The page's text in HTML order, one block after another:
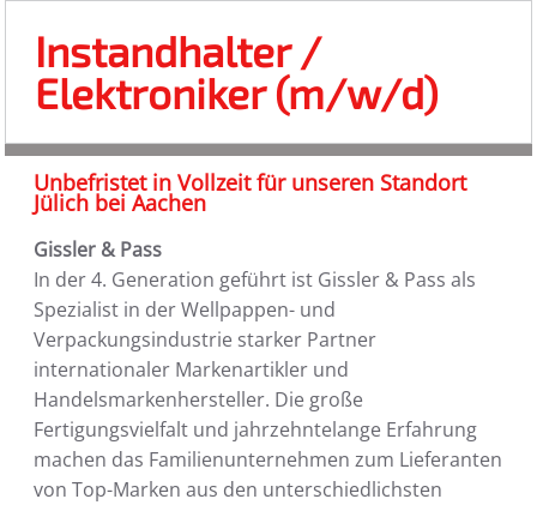
Instandhalter /
Elektroniker (m/w/d)
Unbefristet in Vollzeit für unseren Standort
Jülich bei Aachen
Gissler & Pass
In der 4. Generation geführt ist Gissler & Pass als
Spezialist in der Wellpappen- und
Verpackungsindustrie starker Partner
internationaler Markenartikler und
Handelsmarkenhersteller. Die große
Fertigungsvielfalt und jahrzehntelange Erfahrung
machen das Familienunternehmen zum Lieferanten
von Top-Marken aus den unterschiedlichsten